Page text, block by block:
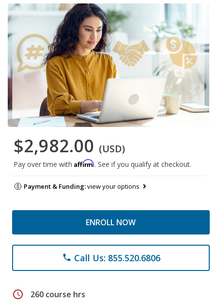
$2,982.00 (USD)
Pay over time with Affirm. See if you qualify at checkout.
Payment & Funding:view your options
ENROLL NOW
phone Call Us: 855.520.6806
schedule 260 course hrs